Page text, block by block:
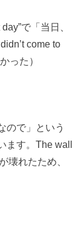
で「当日、
come to
った）
ので」という
ます。The wall
壊れたため、